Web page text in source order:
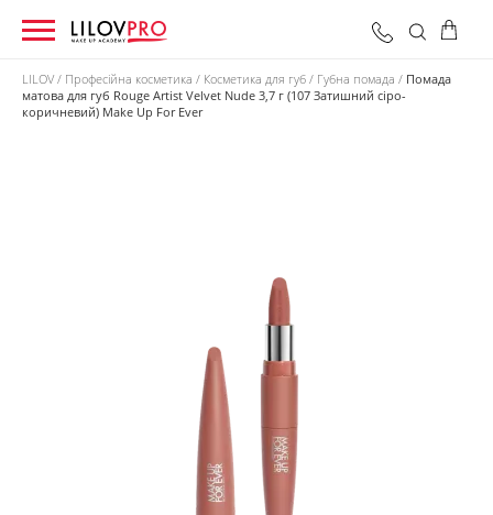
LILOV Професійна косметика Косметика для губ Губна помада
Помада
матова для губ Rouge Artist Velvet Nude 3,7 г (107 Затишний сіро-
коричневий) Make Up For Ever